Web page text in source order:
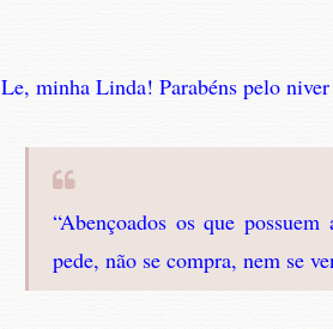
Le, minha Linda! Parabéns pelo
“Abençoados os que
pede, não se compra, nem se